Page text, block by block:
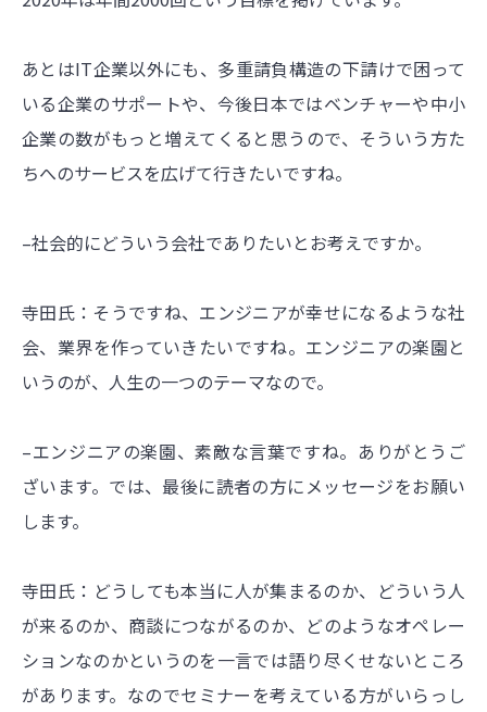
あとはIT企業以外にも、多重請負構造の下請けで困って
いる企業のサポートや、今後日本ではベンチャーや中小
企業の数がもっと増えてくると思うので、そういう方た
ちへのサービスを広げて行きたいですね。
–社会的にどういう会社でありたいとお考えですか。
寺田氏：そうですね、エンジニアが幸せになるような社
会、業界を作っていきたいですね。エンジニアの楽園と
いうのが、人生の一つのテーマなので。
–エンジニアの楽園、素敵な言葉ですね。ありがとうご
ざいます。では、最後に読者の方にメッセージをお願い
します。
寺田氏：どうしても本当に人が集まるのか、どういう人
が来るのか、商談につながるのか、どのようなオペレー
ションなのかというのを一言では語り尽くせないところ
があります。なのでセミナーを考えている方がいらっし